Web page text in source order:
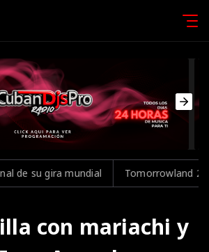
Tomorrowland 2026 publica su
con mariachi y